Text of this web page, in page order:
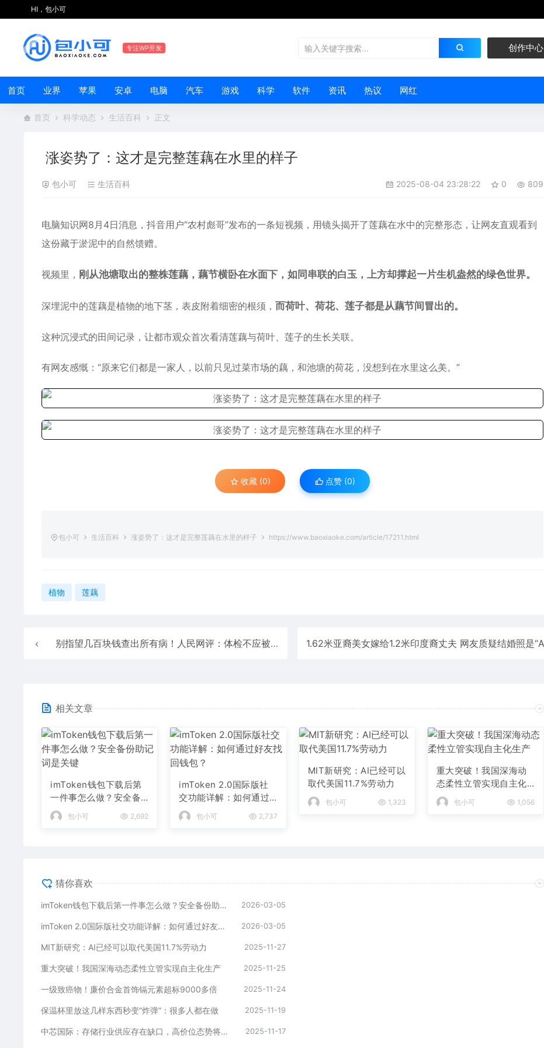
HI，包小可
专注WP开发 创作中心
首页 业界 苹果 安卓 电脑 汽车 游戏 科学 软件 资讯 热议 网红
首页 科学动态 生活百科 正文
涨姿势了：这才是完整莲藕在水里的样子
包小可 生活百科 2025-08-04 23:28:22 0 809
电脑知识网8月4日消息，抖音用户“农村彪哥”发布的一条短视频，用镜头揭开了莲藕在水中的完整形态，让网友直观看到
这份藏于淤泥中的自然馈赠。
视频里， 刚从池塘取出的整株莲藕，藕节横卧在水面下，如同串联的白玉，上方却撑起一片生机盎然的绿色世界。
深埋泥中的莲藕是植物的地下茎，表皮附着细密的根须， 而荷叶、荷花、莲子都是从藕节间冒出的。
这种沉浸式的田间记录，让都市观众首次看清莲藕与荷叶、莲子的生长关联。
有网友感慨：“原来它们都是一家人，以前只见过菜市场的藕，和池塘的荷花，没想到在水里这么美。”
收藏 (0) 点赞 (0)
包小可 生活百科 涨姿势了：这才是完整莲藕在水里的样子 https://www.baoxiaoke.com/article/17211.html
植物 莲藕
别指望几百块钱查出所有病！人民网评：体检不应被“神化”
相关文章
imToken钱包下载后第
一件事怎么做？安全备
份助记词是关键
包小可 2,692
imToken 2.0国际版社
交功能详解：如何通过
好友找回钱包？
包小可 2,737
MIT新研究：AI已经可以
取代美国11.7%劳动力
包小可 1,323
重大突破！我国深海动
态柔性立管实现自主化
生产
包小可 1,056
猜你喜欢
imToken钱包下载后第一件事怎么做？安全备份助记词是关键 2026-03-05
imToken 2.0国际版社交功能详解：如何通过好友找回钱包？ 2026-03-05
MIT新研究：AI已经可以取代美国11.7%劳动力 2025-11-27
重大突破！我国深海动态柔性立管实现自主化生产 2025-11-25
一级致癌物！廉价合金首饰镉元素超标9000多倍 2025-11-24
保温杯里放这几样东西秒变“炸弹”：很多人都在做 2025-11-19
中芯国际：存储行业供应存在缺口，高价位态势将持续 2025-11-17